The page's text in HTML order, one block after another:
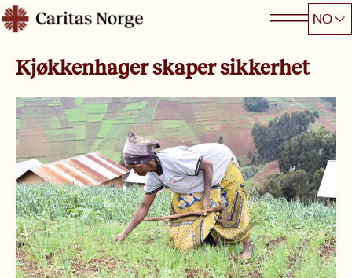
Hopp
til
innhold
Caritas
NO
Kjøkkenhager skaper sikkerhet